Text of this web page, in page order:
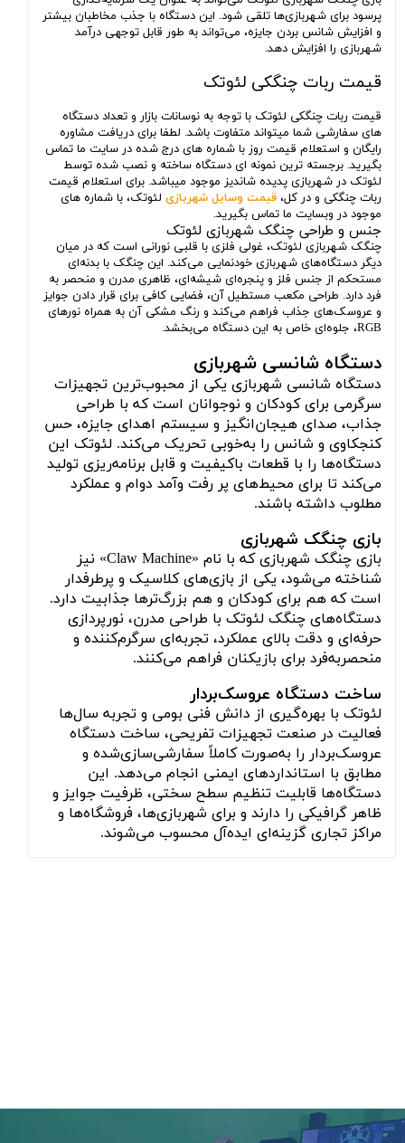
پرسود برای شهربازی‌ها تلقی شود. این دستگاه با جذب مخاطبان بیشتر
و افزایش شانس بردن جایزه، می‌تواند به طور قابل توجهی درآمد
شهربازی را افزایش دهد.
قیمت ربات چنگکی لئوتک
قیمت ربات چنگکی لئوتک با توجه به نوسانات بازار و تعداد دستگاه
های سفارشی شما میتواند متفاوت باشد. لطفا برای دریافت مشاوره
رایگان و استعلام قیمت روز با شماره های درج شده در سایت ما تماس
بگیرید. برجسته ترین نمونه ای دستگاه ساخته و نصب شده توسط
لئوتک در شهربازی پدیده شاندیز موجود میباشد. برای استعلام قیمت
ربات چنگکی و در کل، قیمت وسایل شهربازی لئوتک، با شماره های
موجود در وبسایت ما تماس بگیرید.
جنس و طراحی چنگک شهربازی لئوتک
چنگک شهربازی لئوتک، غولی فلزی با قلبی نورانی است که در میان
دیگر دستگاه‌های شهربازی خودنمایی می‌کند. این چنگک با بدنه‌ای
مستحکم از جنس فلز و پنجره‌ای شیشه‌ای، ظاهری مدرن و منحصر به
فرد دارد. طراحی مکعب مستطیل آن، فضایی کافی برای قرار دادن جوایز
و عروسک‌های جذاب فراهم می‌کند و رنگ مشکی آن به همراه نورهای
RGB، جلوه‌ای خاص به این دستگاه می‌بخشد.
دستگاه شانسی شهربازی
دستگاه شانسی شهربازی یکی از محبوب‌ترین تجهیزات
سرگرمی برای کودکان و نوجوانان است که با طراحی
جذاب، صدای هیجان‌انگیز و سیستم اهدای جایزه، حس
کنجکاوی و شانس را به‌خوبی تحریک می‌کند. لئوتک این
دستگاه‌ها را با قطعات باکیفیت و قابل برنامه‌ریزی تولید
می‌کند تا برای محیط‌های پر رفت‌ وآمد دوام و عملکرد
مطلوب داشته باشند.
بازی چنگک شهربازی
بازی چنگک شهربازی که با نام «Claw Machine» نیز
شناخته می‌شود، یکی از بازی‌های کلاسیک و پرطرفدار
است که هم برای کودکان و هم بزرگ‌ترها جذابیت دارد.
دستگاه‌های چنگک لئوتک با طراحی مدرن، نورپردازی
حرفه‌ای و دقت بالای عملکرد، تجربه‌ای سرگرم‌کننده و
منحصربه‌فرد برای بازیکنان فراهم می‌کنند.
ساخت دستگاه عروسک‌بردار
لئوتک با بهره‌گیری از دانش فنی بومی و تجربه سال‌ها
فعالیت در صنعت تجهیزات تفریحی، ساخت دستگاه
عروسک‌بردار را به‌صورت کاملاً سفارشی‌سازی‌شده و
مطابق با استانداردهای ایمنی انجام می‌دهد. این
دستگاه‌ها قابلیت تنظیم سطح سختی، ظرفیت جوایز و
ظاهر گرافیکی را دارند و برای شهربازی‌ها، فروشگاه‌ها و
مراکز تجاری گزینه‌ای ایده‌آل محسوب می‌شوند.